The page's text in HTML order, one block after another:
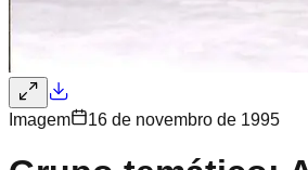
Imagem 16 de novembro de 1995